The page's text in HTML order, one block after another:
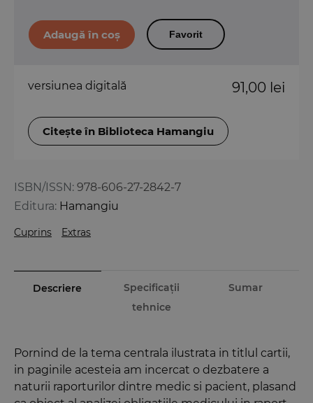
ISBN/ISSN: 978-606-27-2842-7
Editura: Hamangiu
Cuprins Extras
Favorit
versiunea digitală 91,00 lei
Citește în Biblioteca Hamangiu
Descriere
Specificații
tehnice
Sumar
Pornind de la tema centrala ilustrata in titlul cartii,
in paginile acesteia am incercat o dezbatere a
naturii raporturilor dintre medic si pacient, plasand